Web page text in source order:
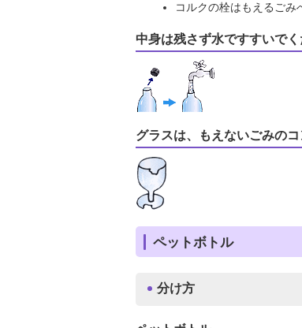
コルクの栓はもえるごみ
中身は残さず水ですすいでく
グラスは、もえないごみの
ペットボトル
分け方